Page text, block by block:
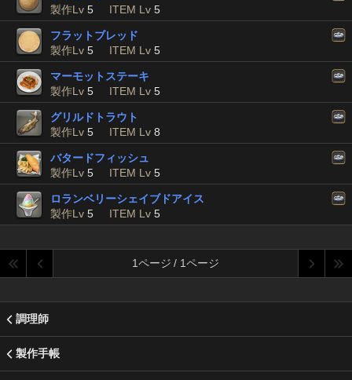
製作Lv 5 ITEM Lv 5
フラットブレッド
製作Lv 5 ITEM Lv 5
マーモットステーキ
製作Lv 5 ITEM Lv 5
グリルドトラウト
製作Lv 5 ITEM Lv 8
バタードフィッシュ
製作Lv 5 ITEM Lv 5
ロランベリーシェイブドアイス
製作Lv 5 ITEM Lv 5
1ページ / 1ページ
調理師
製作手帳